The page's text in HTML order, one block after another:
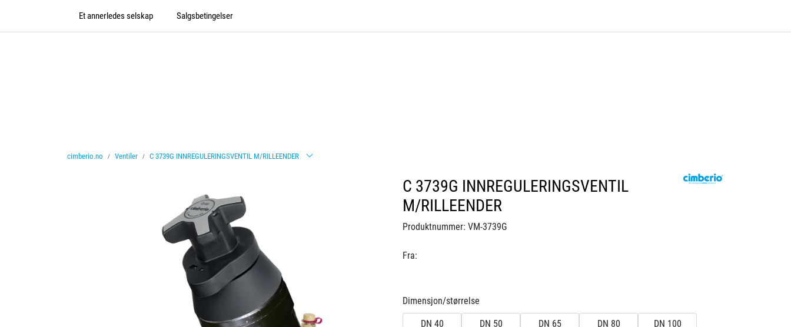
Et annerledes selskap Salgsbetingelser
cimberio.no Ventiler C 3739G INNREGULERINGSVENTIL M/RILLEENDER
C 3739G INNREGULERINGSVENTIL
M/RILLEENDER
Produktnummer: VM-3739G
Fra:
Dimensjon/størrelse
DN 40 DN 50 DN 65 DN 80
DN 100